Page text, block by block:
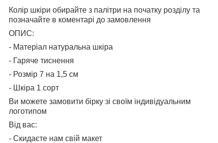
Колір шкіри обирайте з палітри на початку розділу та
позначайте в коментарі до замовлення
ОПИС:
- Матеріал натуральна шкіра
- Гаряче тиснення
- Розмір 7 на 1,5 см
- Шкіра 1 сорт
Ви можете замовити бірку зі своїм індивідуальним
логотипом
Від вас:
- Скидаєте нам свій макет